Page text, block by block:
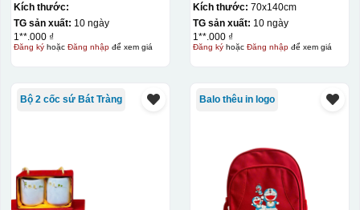
Kích thước:
TG sản xuất: 10 ngày
1**.000 ₫
Đăng kýhoặc Đăng nhậpđể xem giá
Kích thước: 70x140cm
TG sản xuất: 10 ngày
1**.000 ₫
Đăng kýhoặc Đăng nhậpđể xem giá
Bộ 2 cốc sứ Bát Tràng Balo thêu in logo